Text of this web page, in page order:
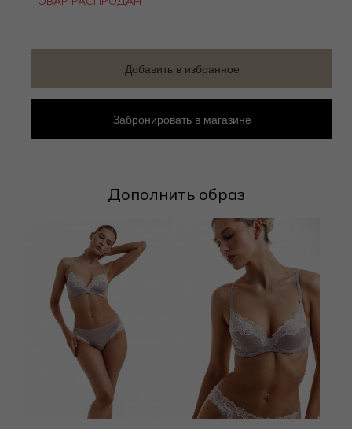
Дополнить образ
Добавить в избранное
Забронировать в магазине